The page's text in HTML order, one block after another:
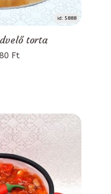
id: 5888
torta
Ft